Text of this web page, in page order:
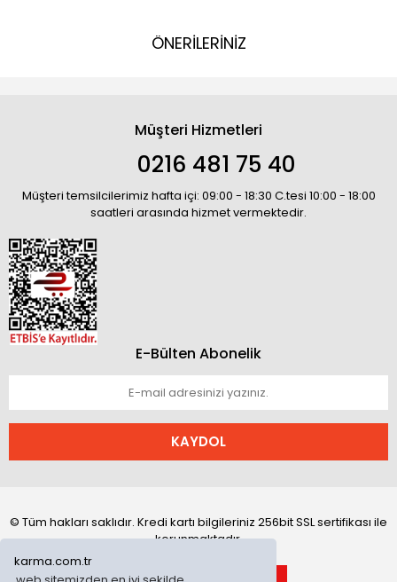
karma.com.tr
ÖNERİLERİNİZ
Müşteri Hizmetleri
0216 481 75 40
Müşteri temsilcilerimiz hafta içi: 09:00 - 18:30 C.tesi 10:00 - 18:00
saatleri arasında hizmet vermektedir.
E-Bülten Abonelik
KAYDOL
© Tüm hakları saklıdır. Kredi kartı bilgileriniz 256bit SSL sertifikası ile
korunmaktadır.